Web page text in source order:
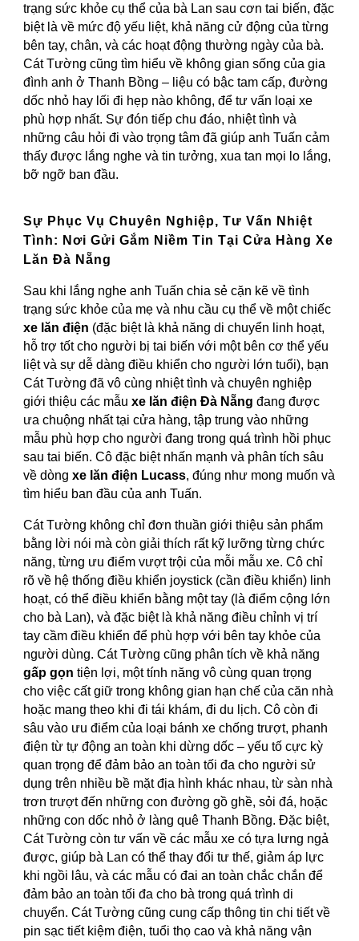
trạng sức khỏe cụ thể của bà Lan sau cơn tai biến, đặc
biệt là về mức độ yếu liệt, khả năng cử động của từng
bên tay, chân, và các hoạt động thường ngày của bà.
Cát Tường cũng tìm hiểu về không gian sống của gia
đình anh ở Thanh Bồng – liệu có bậc tam cấp, đường
dốc nhỏ hay lối đi hẹp nào không, để tư vấn loại xe
phù hợp nhất. Sự đón tiếp chu đáo, nhiệt tình và
những câu hỏi đi vào trọng tâm đã giúp anh Tuấn cảm
thấy được lắng nghe và tin tưởng, xua tan mọi lo lắng,
bỡ ngỡ ban đầu.
Sự Phục Vụ Chuyên Nghiệp, Tư Vấn Nhiệt
Tình: Nơi Gửi Gắm Niềm Tin Tại Cửa Hàng Xe
Lăn Đà Nẵng
Sau khi lắng nghe anh Tuấn chia sẻ cặn kẽ về tình
trạng sức khỏe của mẹ và nhu cầu cụ thể về một chiếc
xe lăn điện (đặc biệt là khả năng di chuyển linh hoạt,
hỗ trợ tốt cho người bị tai biến với một bên cơ thể yếu
liệt và sự dễ dàng điều khiển cho người lớn tuổi), bạn
Cát Tường đã vô cùng nhiệt tình và chuyên nghiệp
giới thiệu các mẫuxe lăn điện Đà Nẵng đang được
ưa chuộng nhất tại cửa hàng, tập trung vào những
mẫu phù hợp cho người đang trong quá trình hồi phục
sau tai biến. Cô đặc biệt nhấn mạnh và phân tích sâu
về dòngxe lăn điện Lucass, đúng như mong muốn và
tìm hiểu ban đầu của anh Tuấn.
Cát Tường không chỉ đơn thuần giới thiệu sản phẩm
bằng lời nói mà còn giải thích rất kỹ lưỡng từng chức
năng, từng ưu điểm vượt trội của mỗi mẫu xe. Cô chỉ
rõ về hệ thống điều khiển joystick (cần điều khiển) linh
hoạt, có thể điều khiển bằng một tay (là điểm cộng lớn
cho bà Lan), và đặc biệt là khả năng điều chỉnh vị trí
tay cầm điều khiển để phù hợp với bên tay khỏe của
người dùng. Cát Tường cũng phân tích về khả năng
gấp gọn tiện lợi, một tính năng vô cùng quan trọng
cho việc cất giữ trong không gian hạn chế của căn nhà
hoặc mang theo khi đi tái khám, đi du lịch. Cô còn đi
sâu vào ưu điểm của loại bánh xe chống trượt, phanh
điện từ tự động an toàn khi dừng dốc – yếu tố cực kỳ
quan trọng để đảm bảo an toàn tối đa cho người sử
dụng trên nhiều bề mặt địa hình khác nhau, từ sàn nhà
trơn trượt đến những con đường gồ ghề, sỏi đá, hoặc
những con dốc nhỏ ở làng quê Thanh Bồng. Đặc biệt,
Cát Tường còn tư vấn về các mẫu xe có tựa lưng ngả
được, giúp bà Lan có thể thay đổi tư thế, giảm áp lực
khi ngồi lâu, và các mẫu có đai an toàn chắc chắn để
đảm bảo an toàn tối đa cho bà trong quá trình di
chuyển. Cát Tường cũng cung cấp thông tin chi tiết về
pin sạc tiết kiệm điện, tuổi thọ cao và khả năng vận